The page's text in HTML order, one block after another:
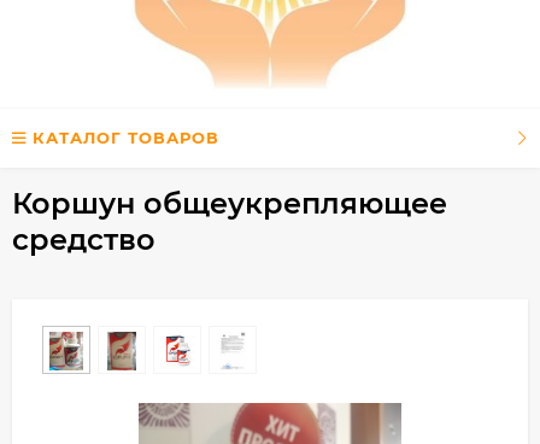
КАТАЛОГ ТОВАРОВ
Коршун общеукрепляющее
средство